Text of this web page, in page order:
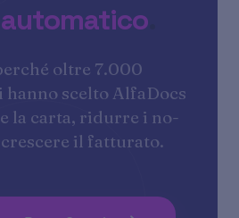
.
oltre 7.000
scelto AlfaDocs
la carta, ridurre i no-
il fatturato.